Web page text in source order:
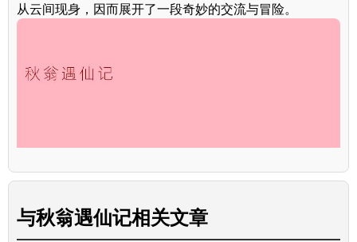
从云间现身，因而展开了一段奇妙的交流与冒险。
与秋翁遇仙记相关文章